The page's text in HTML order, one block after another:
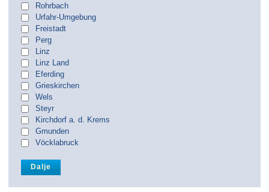
Rohrbach
Urfahr-Umgebung
Freistadt
Perg
Linz
Linz Land
Eferding
Grieskirchen
Wels
Steyr
Kirchdorf a. d. Krems
Gmunden
Vöcklabruck